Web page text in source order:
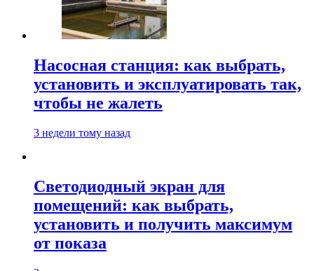
Насосная станция: как выбрать,
установить и эксплуатировать так,
чтобы не жалеть
3 недели тому назад
Светодиодный экран для
помещений: как выбрать,
установить и получить максимум
от показа